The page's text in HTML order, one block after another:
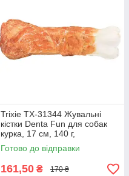
Trixie TX-31344 Жувальні
кістки Denta Fun для собак
курка, 17 см, 140 г,
Готово до відправки
161,50 ₴ 170 ₴